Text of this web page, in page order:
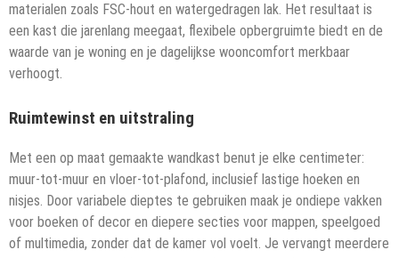
materialen zoals FSC-hout en watergedragen lak. Het resultaat is
een kast die jarenlang meegaat, flexibele opbergruimte biedt en de
waarde van je woning en je dagelijkse wooncomfort merkbaar
verhoogt.
Ruimtewinst en uitstraling
Met een op maat gemaakte wandkast benut je elke centimeter:
muur-tot-muur en vloer-tot-plafond, inclusief lastige hoeken en
nisjes. Door variabele dieptes te gebruiken maak je ondiepe vakken
voor boeken of decor en diepere secties voor mappen, speelgoed
of multimedia, zonder dat de kamer vol voelt. Je vervangt meerdere